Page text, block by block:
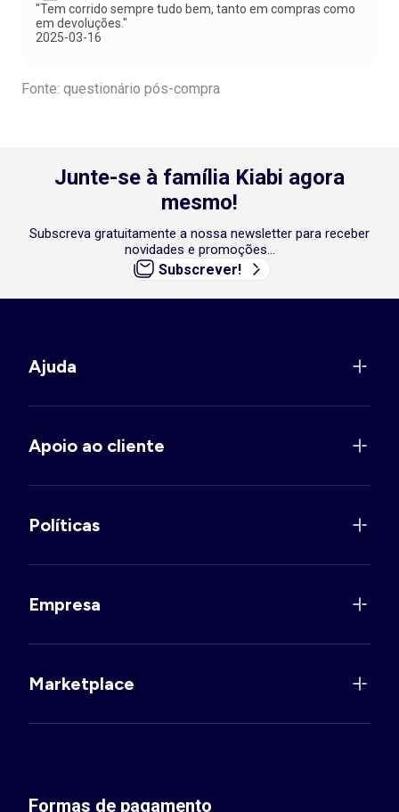
"Tem corrido sempre tudo bem, tanto em compras como
em devoluções."
2025-03-16
Fonte: questionário pós-compra
Junte-se à família Kiabi agora
mesmo!
Subscreva gratuitamente a nossa newsletter para receber
novidades e promoções...
Subscrever!
Ajuda
Apoio ao cliente
Políticas
Empresa
Marketplace
Formas de pagamento